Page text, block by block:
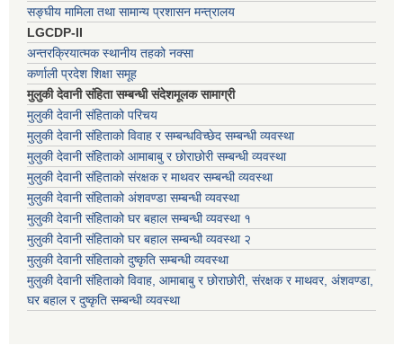
सङ्घीय मामिला तथा सामान्य प्रशासन मन्त्रालय
LGCDP-II
अन्तरक्रियात्मक स्थानीय तहको नक्सा
कर्णाली प्रदेश शिक्षा समूह
मुलुकी देवानी संहिता सम्बन्धी संदेशमूलक सामाग्री
मुलुकी देवानी संहिताको परिचय
मुलुकी देवानी संहिताको विवाह र सम्बन्धविच्छेद सम्बन्धी व्यवस्था
मुलुकी देवानी संहिताको आमाबाबु र छोराछोरी सम्बन्धी व्यवस्था
मुलुकी देवानी संहिताको संरक्षक र माथवर सम्बन्धी व्यवस्था
मुलुकी देवानी संहिताको अंशवण्डा सम्बन्धी व्यवस्था
मुलुकी देवानी संहिताको घर बहाल सम्बन्धी व्यवस्था १
मुलुकी देवानी संहिताको घर बहाल सम्बन्धी व्यवस्था २
मुलुकी देवानी संहिताको दुष्कृति सम्बन्धी व्यवस्था
मुलुकी देवानी संहिताको विवाह, आमाबाबु र छोराछोरी, संरक्षक र माथवर, अंशवण्डा,
घर बहाल र दुष्कृति सम्बन्धी व्यवस्था